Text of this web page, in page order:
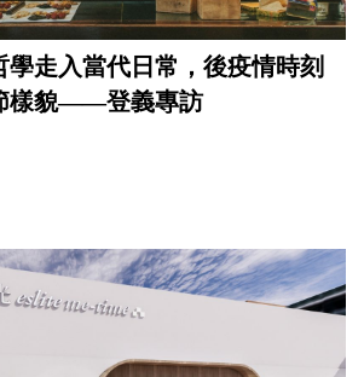
走入當代日常，後疫情時刻
樣貌——登義專訪